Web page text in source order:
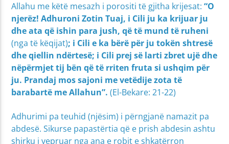
Allahu me këtë mesazh i porositi të gjitha krijesat:“O
njerëz! Adhuroni Zotin Tuaj, i Cili ju ka krijuar ju
dhe ata që ishin para jush, që të mund të ruheni
(nga të këqijat); i Cili e ka bërë për ju tokën shtresë
dhe qiellin ndërtesë; i Cili prej së larti zbret ujë dhe
nëpërmjet tij bën që të rriten fruta si ushqim për
ju. Prandaj mos sajoni me vetëdije zota të
barabartë me Allahun”.(El-Bekare: 21-22)
Adhurimi pa teuhid (njësim) i përngjanë namazit pa
abdesë. Sikurse papastërtia që e prish abdesin ashtu
shirku i vepruar nga ana e robit e shkatërron